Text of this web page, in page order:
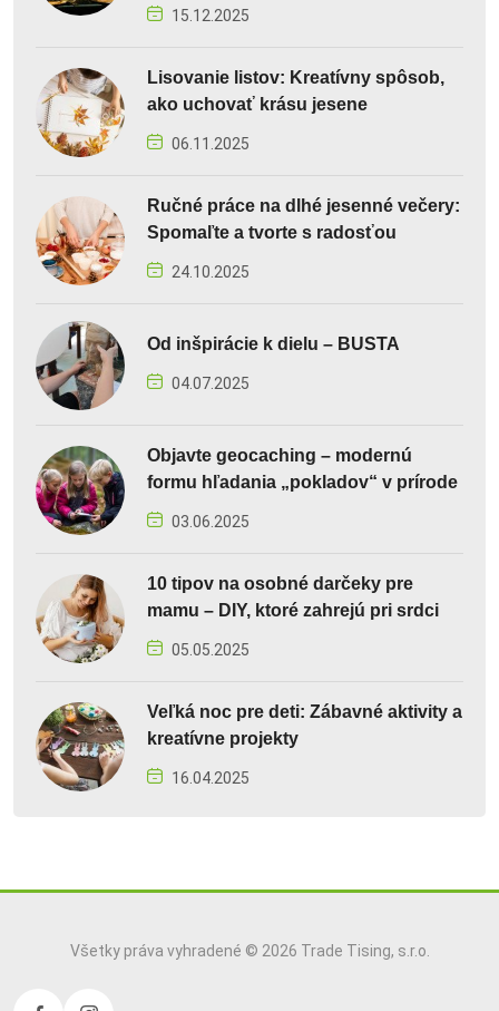
15.12.2025
Lisovanie listov: Kreatívny spôsob,
ako uchovať krásu jesene
06.11.2025
Ručné práce na dlhé jesenné večery:
Spomaľte a tvorte s radosťou
24.10.2025
Od inšpirácie k dielu – BUSTA
04.07.2025
Objavte geocaching – modernú
formu hľadania „pokladov“ v prírode
03.06.2025
10 tipov na osobné darčeky pre
mamu – DIY, ktoré zahrejú pri srdci
05.05.2025
Veľká noc pre deti: Zábavné aktivity a
kreatívne projekty
16.04.2025
Všetky práva vyhradené © 2026 Trade Tising, s.r.o.